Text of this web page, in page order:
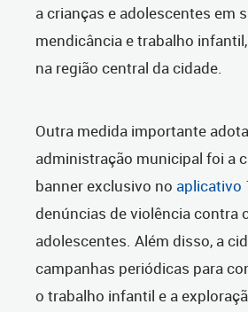
a crianças e adolescentes em
mendicância e trabalho
na região central da cidade.
Outra medida importante
administração municipal foi a
banner exclusivo no aplicativo
denúncias de violência contra
adolescentes. Além disso, a
campanhas periódicas para
o trabalho infantil e a